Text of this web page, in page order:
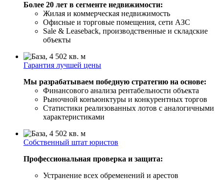
Более 20 лет в сегменте недвижимости:
Жилая и коммерческая недвижимость
Офисные и торговые помещения, сети АЗС
Sale & Leaseback, производственные и складские
объекты
Гарантия лучшей цены
Мы разрабатываем победную стратегию на основе:
Финансового анализа рентабельности объекта
Рыночной конъюнктуры и конкурентных торгов
Статистики реализованных лотов с аналогичными
характеристиками
Собственный штат юристов
Профессиональная проверка и защита:
Устранение всех обременений и арестов